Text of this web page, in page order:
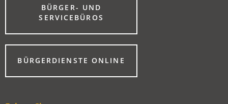
BÜRGER- UND
SERVICEBÜROS
(ÖFFNET
EINEM
NEUEN
TAB)BÜRGERDIENSTE ONLINE
(ÖFFNET
EINEM